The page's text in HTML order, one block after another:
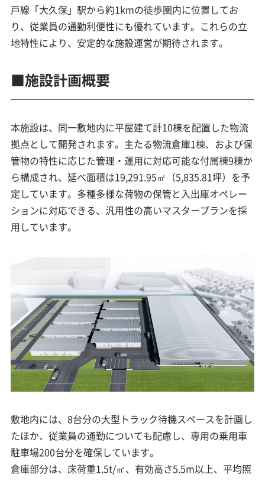
戸線「大久保」駅から約1kmの徒歩圏内に位置してお
り、従業員の通勤利便性にも優れています。これらの立
地特性により、安定的な施設運営が期待されます。
■施設計画概要
本施設は、同一敷地内に平屋建て計10棟を配置した物流
拠点として開発されます。主たる物流倉庫1棟、および保
管物の特性に応じた管理・運用に対応可能な付属棟9棟か
ら構成され、延べ面積は19,291.95㎡（5,835.81坪）を予
定しています。多種多様な荷物の保管と入出庫オペレー
ションに対応できる、汎用性の高いマスタープランを採
用しています。
敷地内には、8台分の大型トラック待機スペースを計画し
たほか、従業員の通勤についても配慮し、専用の乗用車
駐車場200台分を確保しています。
倉庫部分は、床荷重1.5t/㎡、有効高さ5.5m以上、平均照